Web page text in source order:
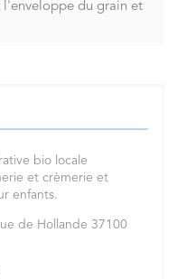
l'enveloppe du grain et
bio locale
et crèmerie et
enfants.
de Hollande 37100